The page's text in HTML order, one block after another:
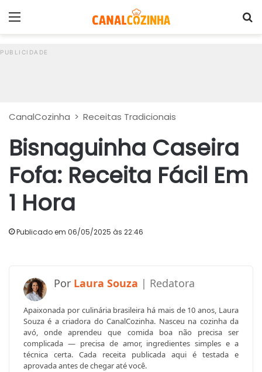
Menu
CanalCozinha > Receitas Tradicionais
Bisnaguinha Caseira
Fofa: Receita Fácil Em
1 Hora
Publicado em 06/05/2025 às 22:46
Laura Souza
Apaixonada por culinária brasileira há mais de 10 anos, Laura
Souza é a criadora do CanalCozinha. Nasceu na cozinha da
avó, onde aprendeu que comida boa não precisa ser
complicada — precisa de amor, ingredientes simples e a
técnica certa. Cada receita publicada aqui é testada e
aprovada antes de chegar até você.